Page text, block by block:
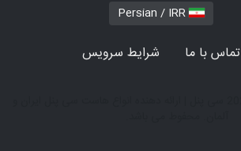
تماس با ما شرایط سرویس